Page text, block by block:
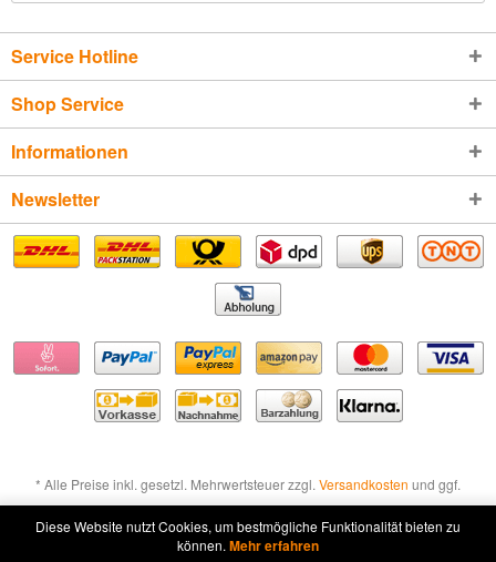
Service Hotline
Shop Service
Informationen
Newsletter
* Alle Preise inkl. gesetzl. Mehrwertsteuer zzgl. Versandkosten und ggf.
Nachnahmegebühren, wenn nicht anders beschrieben
Widerruf erklären
Diese Website nutzt Cookies, um bestmögliche Funktionalität bieten zu
können. Mehr erfahren